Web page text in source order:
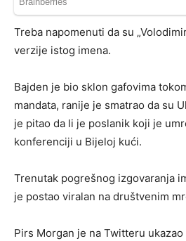
Treba napomenuti da su
verzije istog imena.
Bajden je bio sklon gafovima
mandata, ranije je smatrao da su
je pitao da li je poslanik koji je
konferenciji u Bijeloj kući.
Trenutak pogrešnog izgovaranja
je postao viralan na društvenim
Pirs Morgan je na Twitteru